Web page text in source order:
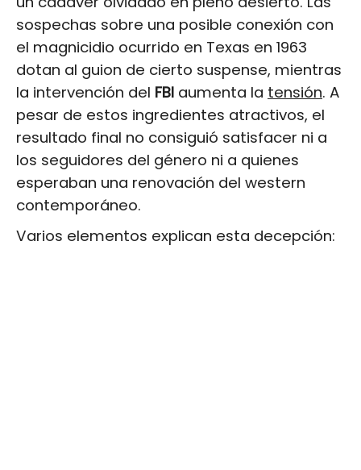
sospechas sobre una posible conexión con
el magnicidio ocurrido en Texas en 1963
dotan al guion de cierto suspense, mientras
la intervención del FBI aumenta la tensión. A
pesar de estos ingredientes atractivos, el
resultado final no consiguió satisfacer ni a
los seguidores del género ni a quienes
esperaban una renovación del western
contemporáneo.
Varios elementos explican esta decepción: